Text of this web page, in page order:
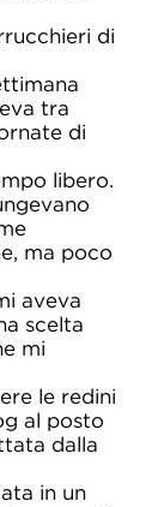
di
tra
di
libero.
ma poco
aveva
scelta
mi
le redini
al posto
dalla
in un